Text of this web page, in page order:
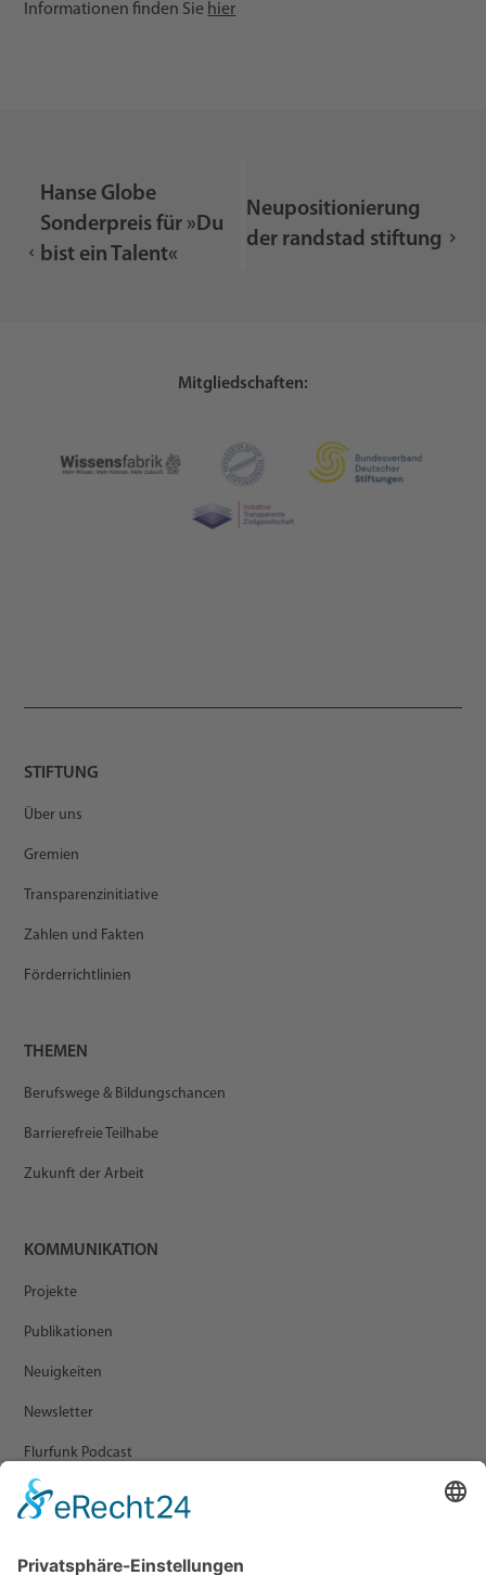
Informationen finden Sie hier
Hanse Globe
Sonderpreis für »Du
bist ein Talent«
Neupositionierung
der randstad stiftung
Mitgliedschaften:
STIFTUNG
Über uns
Gremien
Transparenzinitiative
Zahlen und Fakten
Förderrichtlinien
THEMEN
Berufswege & Bildungschancen
Barrierefreie Teilhabe
Zukunft der Arbeit
KOMMUNIKATION
Projekte
Publikationen
Neuigkeiten
Newsletter
Flurfunk Podcast
Presse